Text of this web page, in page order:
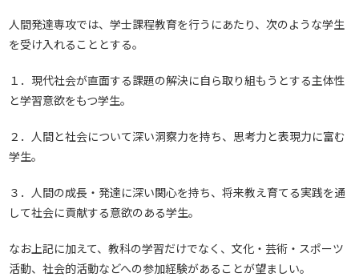
人間発達専攻では、学士課程教育を行うにあたり、次のような学生
を受け入れることとする。
１．現代社会が直面する課題の解決に自ら取り組もうとする主体性
と学習意欲をもつ学生。
２．人間と社会について深い洞察力を持ち、思考力と表現力に富む
学生。
３．人間の成長・発達に深い関心を持ち、将来教え育てる実践を通
して社会に貢献する意欲のある学生。
なお上記に加えて、教科の学習だけでなく、文化・芸術・スポーツ
活動、社会的活動などへの参加経験があることが望ましい。